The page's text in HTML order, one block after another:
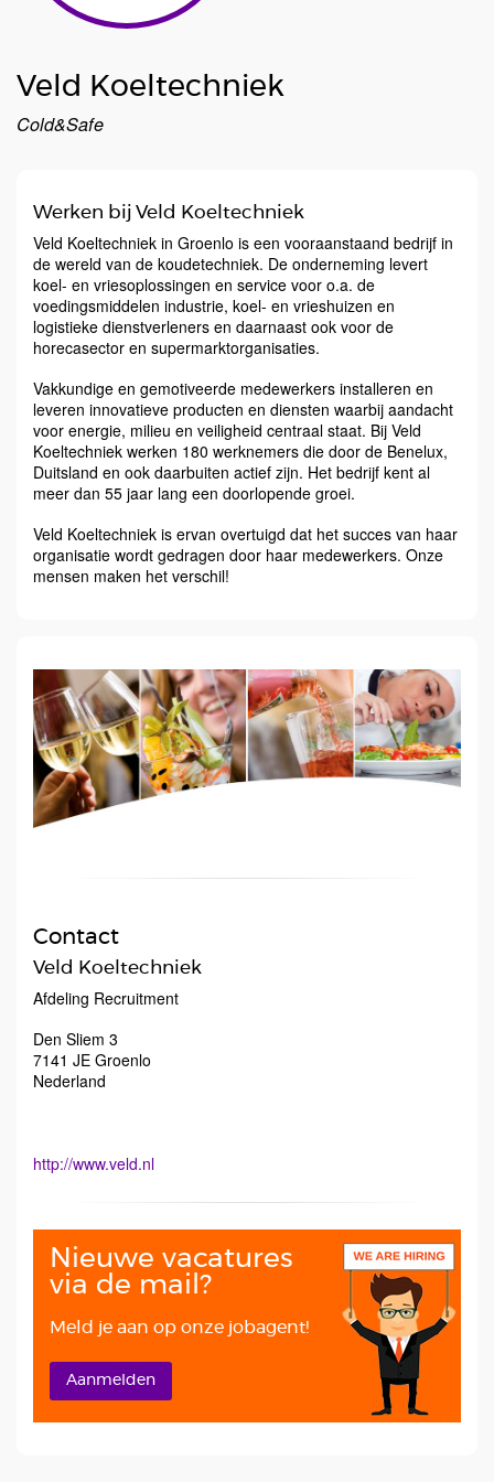
Veld Koeltechniek
Cold&Safe
Werken bij Veld Koeltechniek
Veld Koeltechniek in Groenlo is een vooraanstaand bedrijf in
de wereld van de koudetechniek. De onderneming levert
koel- en vriesoplossingen en service voor o.a. de
voedingsmiddelen industrie, koel- en vrieshuizen en
logistieke dienstverleners en daarnaast ook voor de
horecasector en supermarktorganisaties.
Vakkundige en gemotiveerde medewerkers installeren en
leveren innovatieve producten en diensten waarbij aandacht
voor energie, milieu en veiligheid centraal staat. Bij Veld
Koeltechniek werken 180 werknemers die door de Benelux,
Duitsland en ook daarbuiten actief zijn. Het bedrijf kent al
meer dan 55 jaar lang een doorlopende groei.
Veld Koeltechniek is ervan overtuigd dat het succes van haar
organisatie wordt gedragen door haar medewerkers. Onze
mensen maken het verschil!
Contact
Veld Koeltechniek
Afdeling Recruitment
Den Sliem 3
7141 JE Groenlo
Nederland
http://www.veld.nl
Nieuwe vacatures
via de mail?
Meld je aan op onze jobagent!
Aanmelden